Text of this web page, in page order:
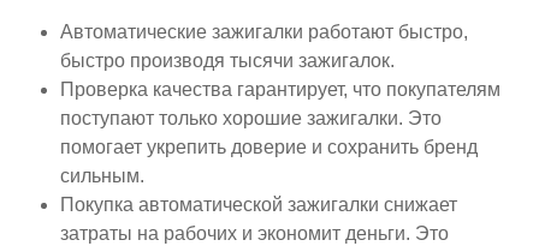
Автоматические зажигалки работают быстро,
быстро производя тысячи зажигалок.
Проверка качества гарантирует, что покупателям
поступают только хорошие зажигалки. Это
помогает укрепить доверие и сохранить бренд
сильным.
Покупка автоматической зажигалки снижает
затраты на рабочих и экономит деньги. Это